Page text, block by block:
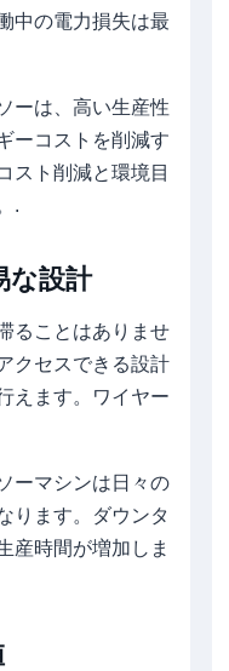
中の電力損失は最
ーは、高い生産性
ーコストを削減す
スト削減と環境目
.
な設計
ることはありませ
クセスできる設計
えます。ワイヤー
ーマシンは日々の
ります。ダウンタ
産時間が増加しま